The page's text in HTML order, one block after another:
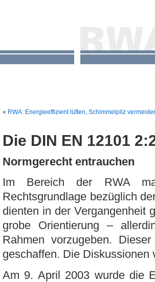
« RWA: Energieeffizient lüften, Schimmelpilz
Die DIN EN 12101
Normgerecht entrauchen
Im Bereich der RWA
Rechtsgrundlage bezüglich
dienten in der Vergangenheit
grobe Orientierung –
Rahmen vorzugeben.
geschaffen. Die Diskussionen
Am 9. April 2003 wurde die